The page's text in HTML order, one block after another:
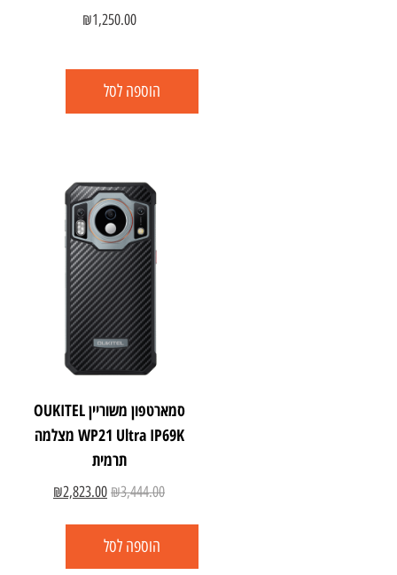
₪1,250.00
הוספה לסל
סמארטפון משוריין OUKITEL
WP21 Ultra IP69K מצלמה
תרמית
₪3,444.00
₪2,823.00
הוספה לסל